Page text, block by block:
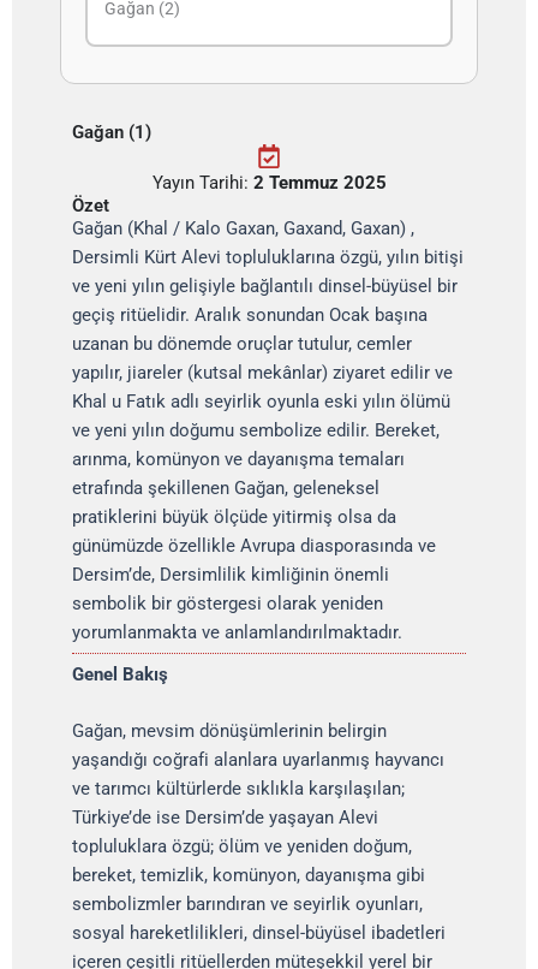
Gağan (2)
Gağan (1)
Yayın Tarihi: 2 Temmuz 2025
Özet
Gağan (Khal / Kalo Gaxan, Gaxand, Gaxan) ,
Dersimli Kürt Alevi topluluklarına özgü, yılın bitişi
ve yeni yılın gelişiyle bağlantılı dinsel-büyüsel bir
geçiş ritüelidir. Aralık sonundan Ocak başına
uzanan bu dönemde oruçlar tutulur, cemler
yapılır, jiareler (kutsal mekânlar) ziyaret edilir ve
Khal u Fatık adlı seyirlik oyunla eski yılın ölümü
ve yeni yılın doğumu sembolize edilir. Bereket,
arınma, komünyon ve dayanışma temaları
etrafında şekillenen Gağan, geleneksel
pratiklerini büyük ölçüde yitirmiş olsa da
günümüzde özellikle Avrupa diasporasında ve
Dersim’de, Dersimlilik kimliğinin önemli
sembolik bir göstergesi olarak yeniden
yorumlanmakta ve anlamlandırılmaktadır.
Genel Bakış
Gağan, mevsim dönüşümlerinin belirgin
yaşandığı coğrafi alanlara uyarlanmış hayvancı
ve tarımcı kültürlerde sıklıkla karşılaşılan;
Türkiye’de ise Dersim’de yaşayan Alevi
topluluklara özgü; ölüm ve yeniden doğum,
bereket, temizlik, komünyon, dayanışma gibi
sembolizmler barındıran ve seyirlik oyunları,
sosyal hareketlilikleri, dinsel-büyüsel ibadetleri
içeren çeşitli ritüellerden müteşekkil yerel bir